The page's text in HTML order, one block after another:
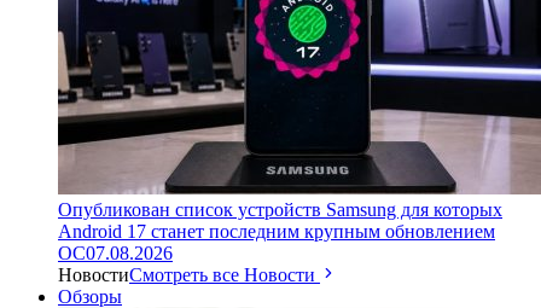
Опубликован список устройств Samsung для которых
Android 17 станет последним крупным обновлением
ОС07.08.2026
НовостиСмотреть все Новости
Обзоры